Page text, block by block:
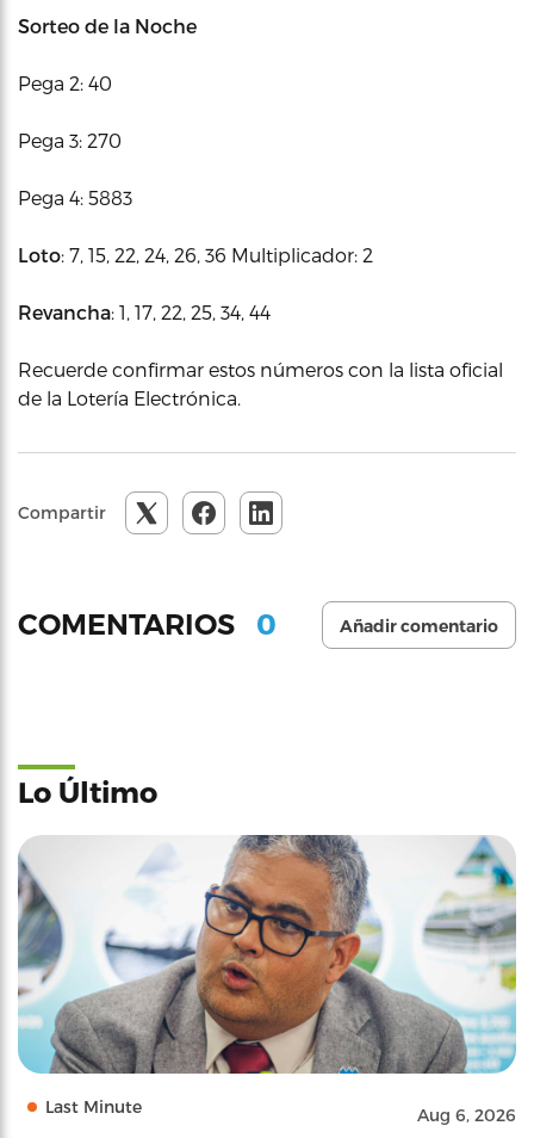
Sorteo de la Noche
Pega 2: 40
Pega 3: 270
Pega 4: 5883
Loto: 7, 15, 22, 24, 26, 36 Multiplicador: 2
Revancha: 1, 17, 22, 25, 34, 44
Recuerde confirmar estos números con la lista oficial
de la Lotería Electrónica.
Compartir
COMENTARIOS 0 Añadir comentario
Lo Último
Last Minute Aug 6, 2026